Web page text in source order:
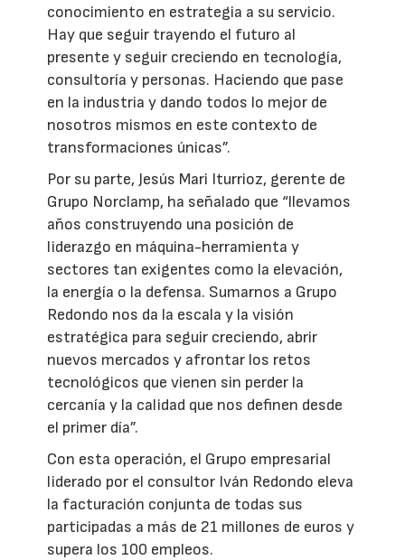
conocimiento en estrategia a su servicio.
Hay que seguir trayendo el futuro al
presente y seguir creciendo en tecnología,
consultoría y personas. Haciendo que pase
en la industria y dando todos lo mejor de
nosotros mismos en este contexto de
transformaciones únicas”.
Por su parte, Jesús Mari Iturrioz, gerente de
Grupo Norclamp, ha señalado que “llevamos
años construyendo una posición de
liderazgo en máquina-herramienta y
sectores tan exigentes como la elevación,
la energía o la defensa. Sumarnos a Grupo
Redondo nos da la escala y la visión
estratégica para seguir creciendo, abrir
nuevos mercados y afrontar los retos
tecnológicos que vienen sin perder la
cercanía y la calidad que nos definen desde
el primer día”.
Con esta operación, el Grupo empresarial
liderado por el consultor Iván Redondo eleva
la facturación conjunta de todas sus
participadas a más de 21 millones de euros y
supera los 100 empleos.